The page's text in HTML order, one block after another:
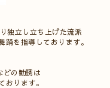
独立し立ち上げた流派
を指導しております。
どの勧誘は
おります。